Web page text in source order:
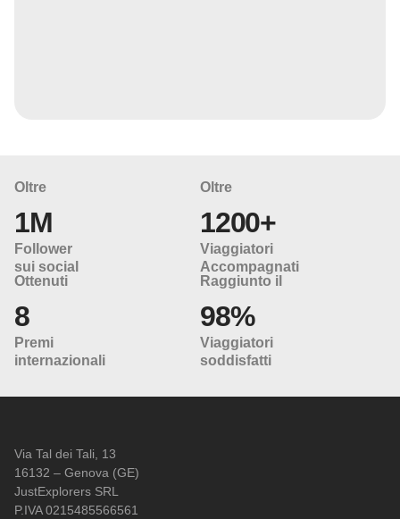
Oltre
1M
Follower
sui social
Oltre
1200+
Viaggiatori
Accompagnati
Ottenuti
8
Premi
internazionali
Raggiunto il
98%
Viaggiatori
soddisfatti
Via Tal dei Tali, 13
16132 – Genova (GE)
JustExplorers SRL
P.IVA 0215485566561